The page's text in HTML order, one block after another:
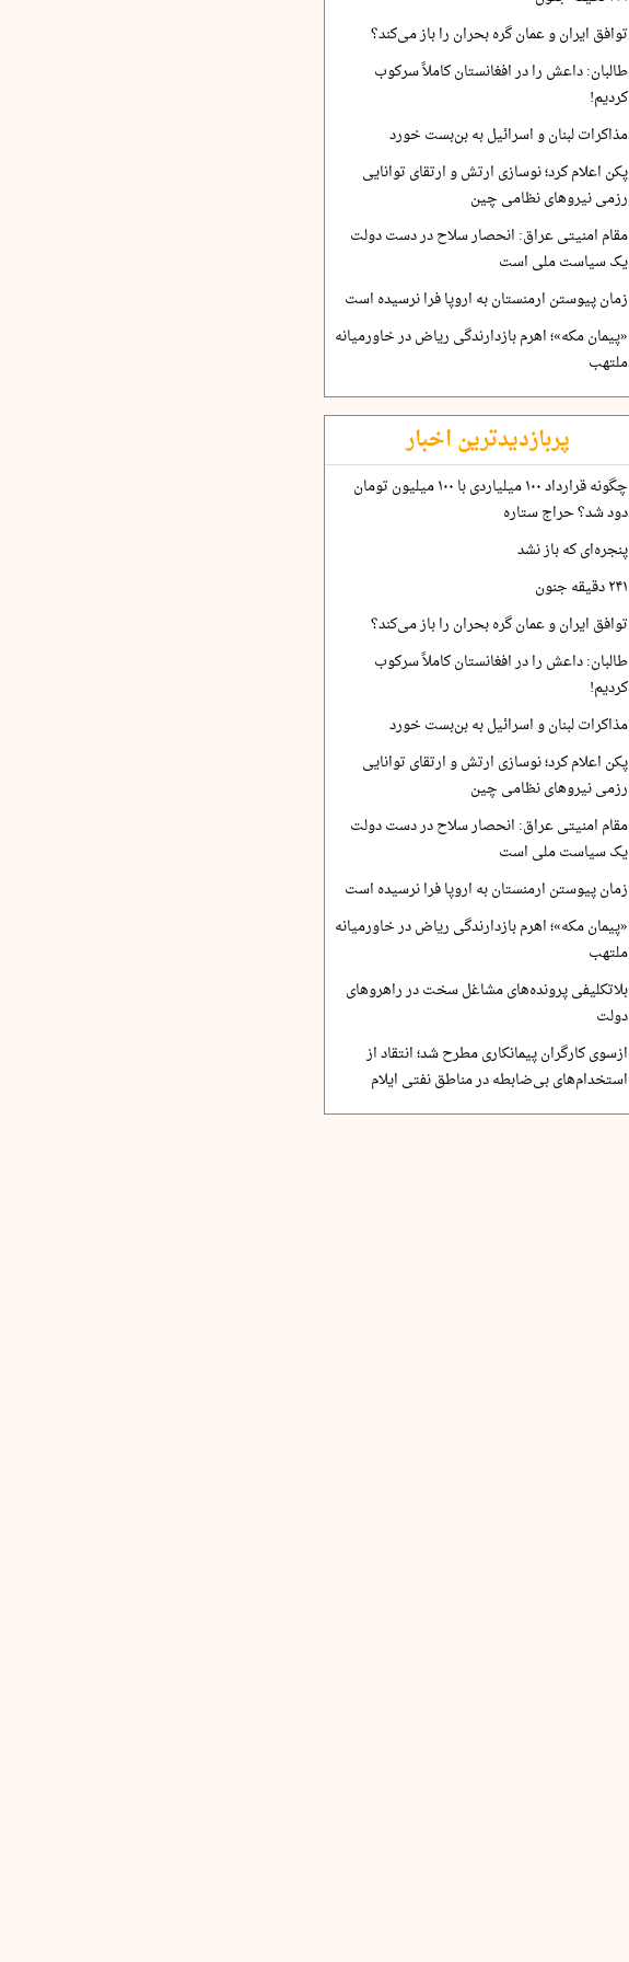
توافق ایران و عمان گره بحران را باز می‌کند؟
طالبان: داعش را در افغانستان کاملاً سرکوب
کردیم!
مذاکرات لبنان و اسرائیل به بن‌بست خورد
پکن اعلام کرد؛ نوسازی ارتش و ارتقای توانایی
رزمی نیروهای نظامی چین
مقام امنیتی عراق: انحصار سلاح در دست دولت
یک سیاست ملی است
زمان پیوستن ارمنستان به اروپا فرا نرسیده است
«پیمان مکه»؛ اهرم بازدارندگی ریاض در خاورمیانه
ملتهب
پربازدیدترین اخبار
چگونه قرارداد ۱۰۰ میلیاردی با ۱۰۰ میلیون تومان
دود شد؟ حراج ستاره
پنجره‌ای که باز نشد
۲۴۱ دقیقه جنون
توافق ایران و عمان گره بحران را باز می‌کند؟
طالبان: داعش را در افغانستان کاملاً سرکوب
کردیم!
مذاکرات لبنان و اسرائیل به بن‌بست خورد
پکن اعلام کرد؛ نوسازی ارتش و ارتقای توانایی
رزمی نیروهای نظامی چین
مقام امنیتی عراق: انحصار سلاح در دست دولت
یک سیاست ملی است
زمان پیوستن ارمنستان به اروپا فرا نرسیده است
«پیمان مکه»؛ اهرم بازدارندگی ریاض در خاورمیانه
ملتهب
بلاتکلیفی پرونده‌های مشاغل سخت در راهروهای
دولت
ازسوی کارگران پیمانکاری مطرح شد؛ انتقاد از
استخدام‌های بی‌ضابطه در مناطق نفتی ایلام